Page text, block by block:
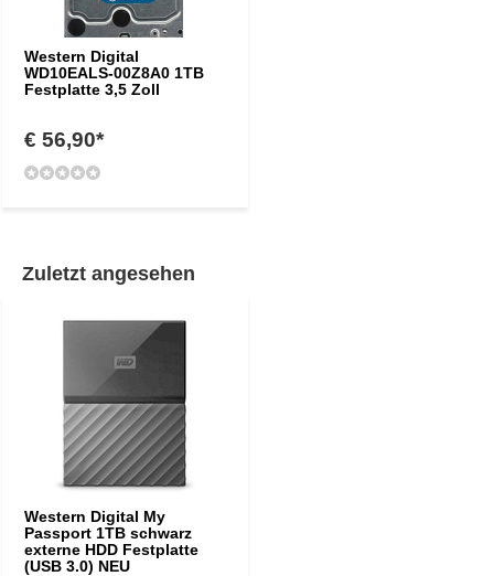
Western Digital
WD10EALS-00Z8A0 1TB
Festplatte 3,5 Zoll
€ 56,90*
Zuletzt angesehen
Western Digital My
Passport 1TB schwarz
externe HDD Festplatte
(USB 3.0) NEU